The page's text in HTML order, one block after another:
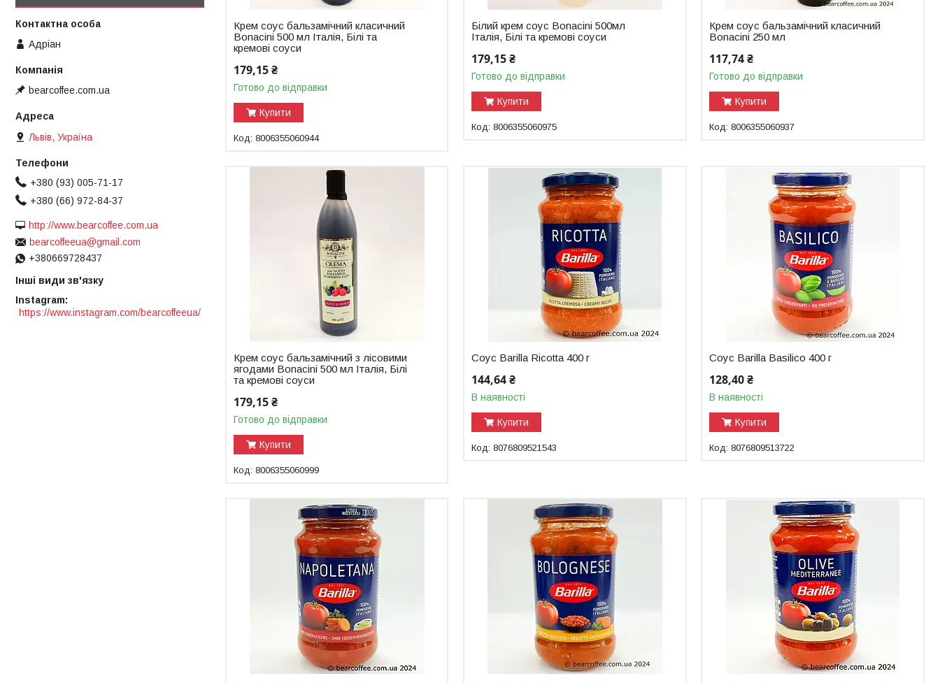
Крем соус бальзамічний класичний
Bonacini 500 мл Італія, Білі та
кремові соуси
179,15 ₴
Готово до відправки
Купити
8006355060944
Білий крем соус Bonacini 500мл
Італія, Білі та кремові соуси
179,15 ₴
Готово до відправки
Купити
8006355060975
Крем соус бальзамічний класичний
Bonacini 250 мл
117,74 ₴
Готово до відправки
Купити
8006355060937
Крем соус бальзамічний з лісовими
ягодами Bonacini 500 мл Італія, Білі
та кремові соуси
179,15 ₴
Готово до відправки
Купити
8006355060999
Соус Barilla Ricotta 400 г
144,64 ₴
В наявності
Купити
8076809521543
Соус Barilla Basilico 400 г
128,40 ₴
В наявності
Купити
8076809513722
Адріан
bearcoffee.com.ua
Львів, Україна
+380 (93) 005-71-17
+380 (66) 972-84-37
http://www.bearcoffee.com.ua
bearcoffeeua@gmail.com
+380669728437
Інші види зв'язку
Instagram
https://www.instagram.com/bearcoffeeua/